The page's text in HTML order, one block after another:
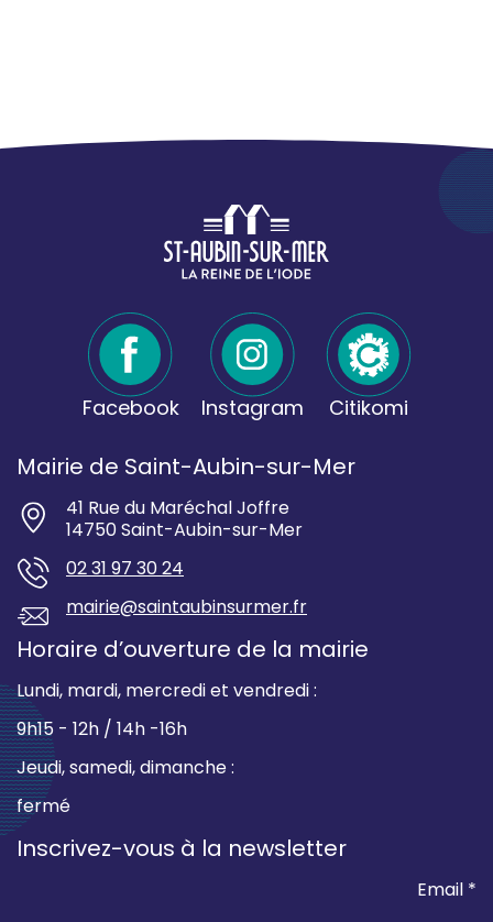
Facebook Instagram Citikomi
Mairie de Saint-Aubin-sur-Mer
41 Rue du Maréchal Joffre
14750 Saint-Aubin-sur-Mer
02 31 97 30 24
mairie@saintaubinsurmer.fr
Horaire d’ouverture de la mairie
Lundi, mardi, mercredi et vendredi :
9h15 - 12h / 14h -16h
Jeudi, samedi, dimanche :
fermé
Inscrivez-vous à la newsletter
Email *